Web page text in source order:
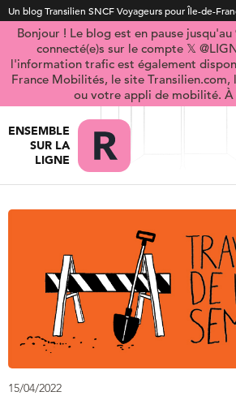
Un blog Transilien SNCF Voyageurs pour Île-de-
Bonjour ! Le blog est en pause jusqu'au
connecté(e)s sur le compte 𝕏
l'information trafic est également
France Mobilités, le site Transilien.com,
ou votre appli de mobilité.
ENSEMBLE
SUR LA
LIGNE
15/04/2022